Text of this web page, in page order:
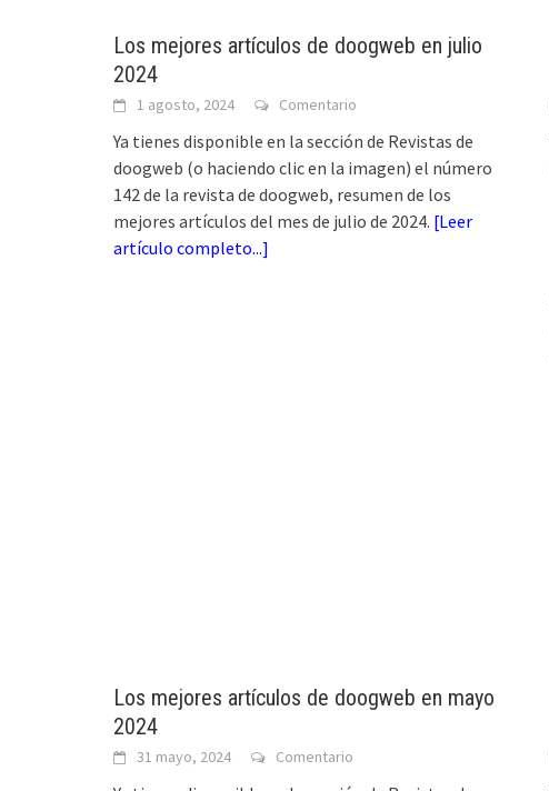
Los mejores artículos de doogweb en julio
2024
1 agosto, 2024 Comentario
Ya tienes disponible en la sección de Revistas de
doogweb (o haciendo clic en la imagen) el número
142 de la revista de doogweb, resumen de los
mejores artículos del mes de julio de 2024. [Leer
artículo completo...]
Los mejores artículos de doogweb en mayo
2024
31 mayo, 2024 Comentario